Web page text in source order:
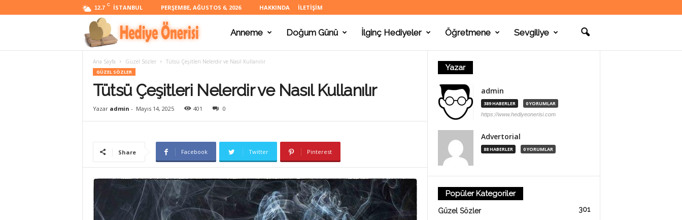
12.7 C İSTANBUL PERŞEMBE, AĞUSTOS 6, 2026 HAKKINDA İLETIŞIM
Anneme Doğum Günü İlginç Hediyeler Öğretmene Sevgiliye
Ana Sayfa Güzel Sözler Tütsü Çeşitleri Nelerdir ve Nasıl Kullanılır
GÜZEL SÖZLER
Tütsü Çeşitleri Nelerdir ve Nasıl Kullanılır
Yazar admin - Mayıs 14, 2025 401 0
Share Facebook Twitter Pinterest
Yazar
admin
389 HABERLER 0 YORUMLAR
https://www.hediyeonerisi.com
Advertorial
88 HABERLER 0 YORUMLAR
Popüler Kategoriler
Güzel Sözler 301